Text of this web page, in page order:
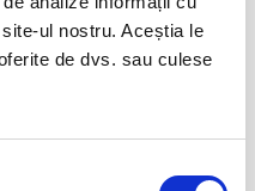
ul nostru. Aceștia le
de dvs. sau culese